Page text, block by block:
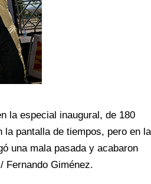
la especial inaugural, de 180
pantalla de tiempos, pero en la
una mala pasada y acabaron
Fernando Giménez.